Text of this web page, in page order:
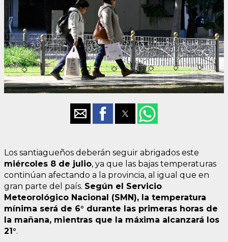
Los santiagueños deberán seguir abrigados este
miércoles 8 de julio, ya que las bajas temperaturas
continúan afectando a la provincia, al igual que en
gran parte del país. Según el Servicio
Meteorológico Nacional (SMN), la temperatura
mínima será de 6° durante las primeras horas de
la mañana, mientras que la máxima alcanzará los
21°.